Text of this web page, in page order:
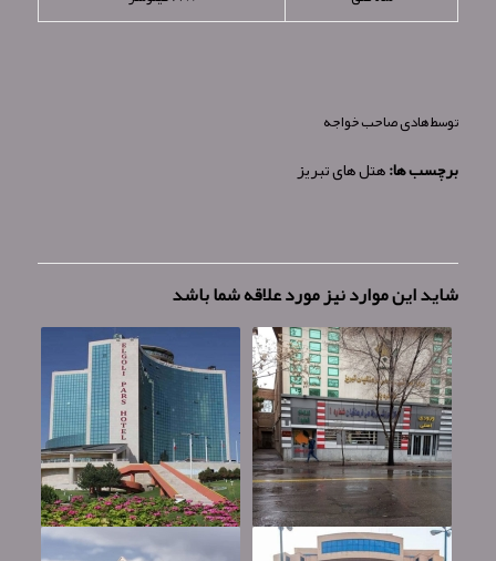
توسطهادی صاحب خواجه
برچسب ها:هتل های تبریز
شاید این موارد نیز مورد علاقه شما باشد